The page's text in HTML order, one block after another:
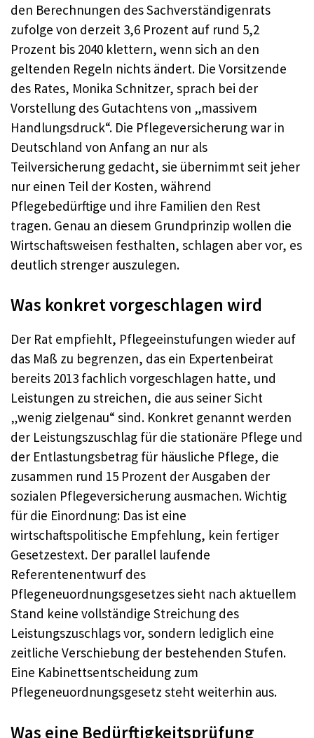
den Berechnungen des Sachverständigenrats
zufolge von derzeit 3,6 Prozent auf rund 5,2
Prozent bis 2040 klettern, wenn sich an den
geltenden Regeln nichts ändert. Die Vorsitzende
des Rates, Monika Schnitzer, sprach bei der
Vorstellung des Gutachtens von „massivem
Handlungsdruck“. Die Pflegeversicherung war in
Deutschland von Anfang an nur als
Teilversicherung gedacht, sie übernimmt seit jeher
nur einen Teil der Kosten, während
Pflegebedürftige und ihre Familien den Rest
tragen. Genau an diesem Grundprinzip wollen die
Wirtschaftsweisen festhalten, schlagen aber vor, es
deutlich strenger auszulegen.
Was konkret vorgeschlagen wird
Der Rat empfiehlt, Pflegeeinstufungen wieder auf
das Maß zu begrenzen, das ein Expertenbeirat
bereits 2013 fachlich vorgeschlagen hatte, und
Leistungen zu streichen, die aus seiner Sicht
„wenig zielgenau“ sind. Konkret genannt werden
der Leistungszuschlag für die stationäre Pflege und
der Entlastungsbetrag für häusliche Pflege, die
zusammen rund 15 Prozent der Ausgaben der
sozialen Pflegeversicherung ausmachen. Wichtig
für die Einordnung: Das ist eine
wirtschaftspolitische Empfehlung, kein fertiger
Gesetzestext. Der parallel laufende
Referentenentwurf des
Pflegeneuordnungsgesetzes sieht nach aktuellem
Stand keine vollständige Streichung des
Leistungszuschlags vor, sondern lediglich eine
zeitliche Verschiebung der bestehenden Stufen.
Eine Kabinettsentscheidung zum
Pflegeneuordnungsgesetz steht weiterhin aus.
Was eine Bedürftigkeitsprüfung